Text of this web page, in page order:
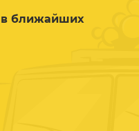
в ближайших